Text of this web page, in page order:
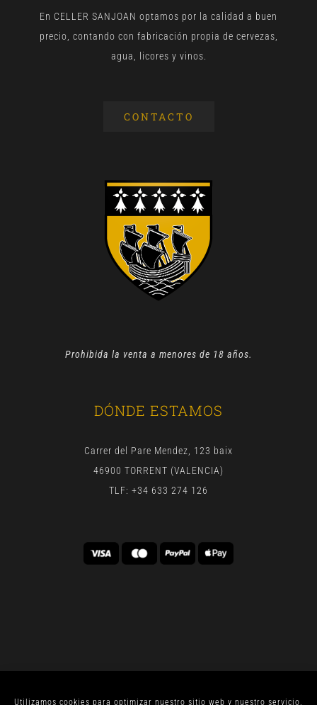
Utilizamos cookies para optimizar nuestro sitio web y nuestro servicio.
En CELLER SANJOAN optamos por la calidad a buen
precio, contando con fabricación propia de cervezas,
agua, licores y vinos.
CONTACTO
Prohibida la venta a menores de 18 años.
DÓNDE ESTAMOS
Carrer del Pare Mendez, 123 baix
46900 TORRENT (VALENCIA)
TLF: +34 633 274 126